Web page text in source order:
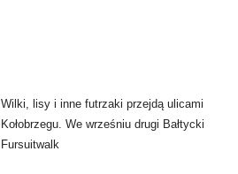
Wilki, lisy i inne futrzaki przejdą ulicami
Kołobrzegu. We wrześniu drugi Bałtycki
Fursuitwalk